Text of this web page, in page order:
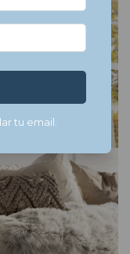
tu email.